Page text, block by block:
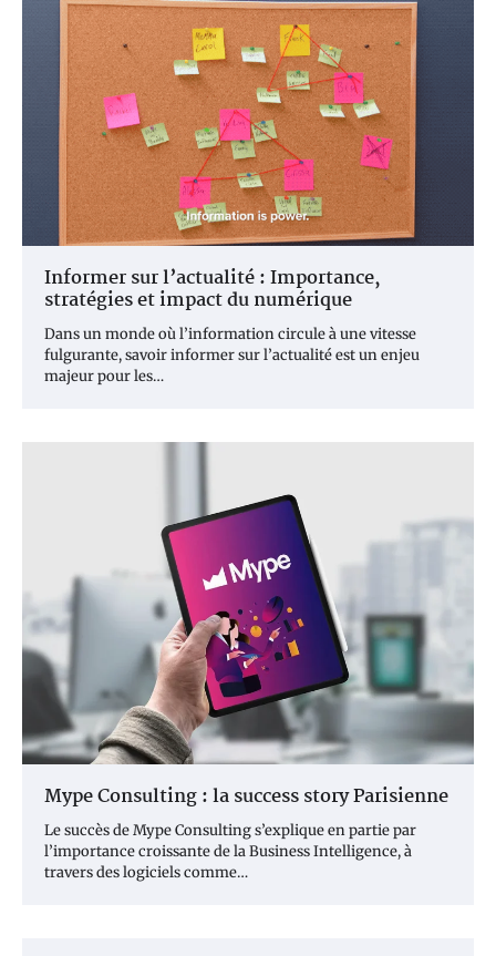
Informer sur l’actualité : Importance,
stratégies et impact du numérique
Dans un monde où l’information circule à une vitesse
fulgurante, savoir informer sur l’actualité est un enjeu
majeur pour les…
Mype Consulting : la success story Parisienne
Le succès de Mype Consulting s’explique en partie par
l’importance croissante de la Business Intelligence, à
travers des logiciels comme…